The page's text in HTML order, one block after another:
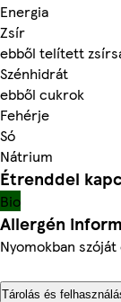
Energia
Zsír
ebből telített
Szénhidrát
ebből cukrok
Fehérje
Só
Nátrium
Étrenddel
Bio
Allergén
Nyomokban
Tárolás és